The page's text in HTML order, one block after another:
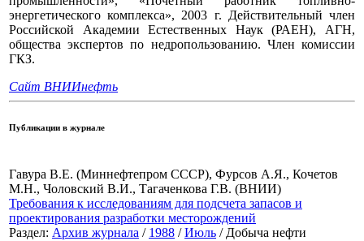
энергетического комплекса», 2003 г. Действительный член
Российской Академии Естественных Наук (РАЕН), АГН,
общества экспертов по недропользованию. Член комиссии
ГКЗ.
Сайт ВНИИнефть
Публикации в журнале
Гавура В.Е. (Миннефтепром СССР), Фурсов А.Я., Кочетов
М.Н., Чоловский В.И., Тагаченкова Г.В. (ВНИИ)
Требования к исследованиям для подсчета запасов и
проектирования разработки месторождений
Раздел: Архив журнала / 1988 /Июль / Добыча нефти